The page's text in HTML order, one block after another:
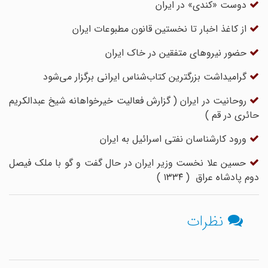
دوست «کندی» در ایران
از کاغذ اخبار تا نخستین قانون مطبوعات ایران
حضور نیروهای متفقین در خاک ایران
گرامیداشت بزرگترین کتاب‌شناس ایرانی برگزار می‌شود
روحانیت در ایران ( گزارش فعالیت خیرخواهانه شیخ عبدالکریم
حائری در قم )
ورود کارشناسان نفتی اسرائیل به ایران
حسین علا نخست وزیر ایران در حال گفت و گو با ملک فیصل
دوم پادشاه عراق ( ۱۳۳۴ )
نظرات